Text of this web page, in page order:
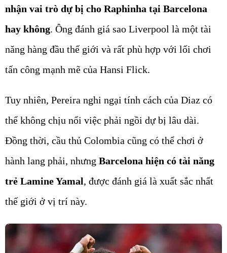
nhận vai trò dự bị cho Raphinha tại Barcelona
hay không. Ông đánh giá sao Liverpool là một tài
năng hàng đầu thế giới và rất phù hợp với lối chơi
tấn công mạnh mẽ của Hansi Flick.
Tuy nhiên, Pereira nghi ngại tính cách của Diaz có
thể không chịu nổi việc phải ngồi dự bị lâu dài.
Đồng thời, cầu thủ Colombia cũng có thể chơi ở
hành lang phải, nhưng Barcelona hiện có tài năng
trẻ Lamine Yamal, được đánh giá là xuất sắc nhất
thế giới ở vị trí này.